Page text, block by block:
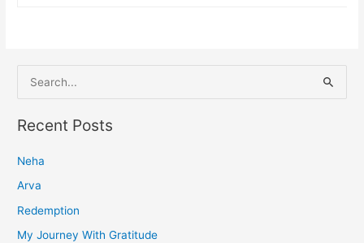
e
a
c
h
f
o
Recent Posts
Neha
Arva
Redemption
My Journey With Gratitude